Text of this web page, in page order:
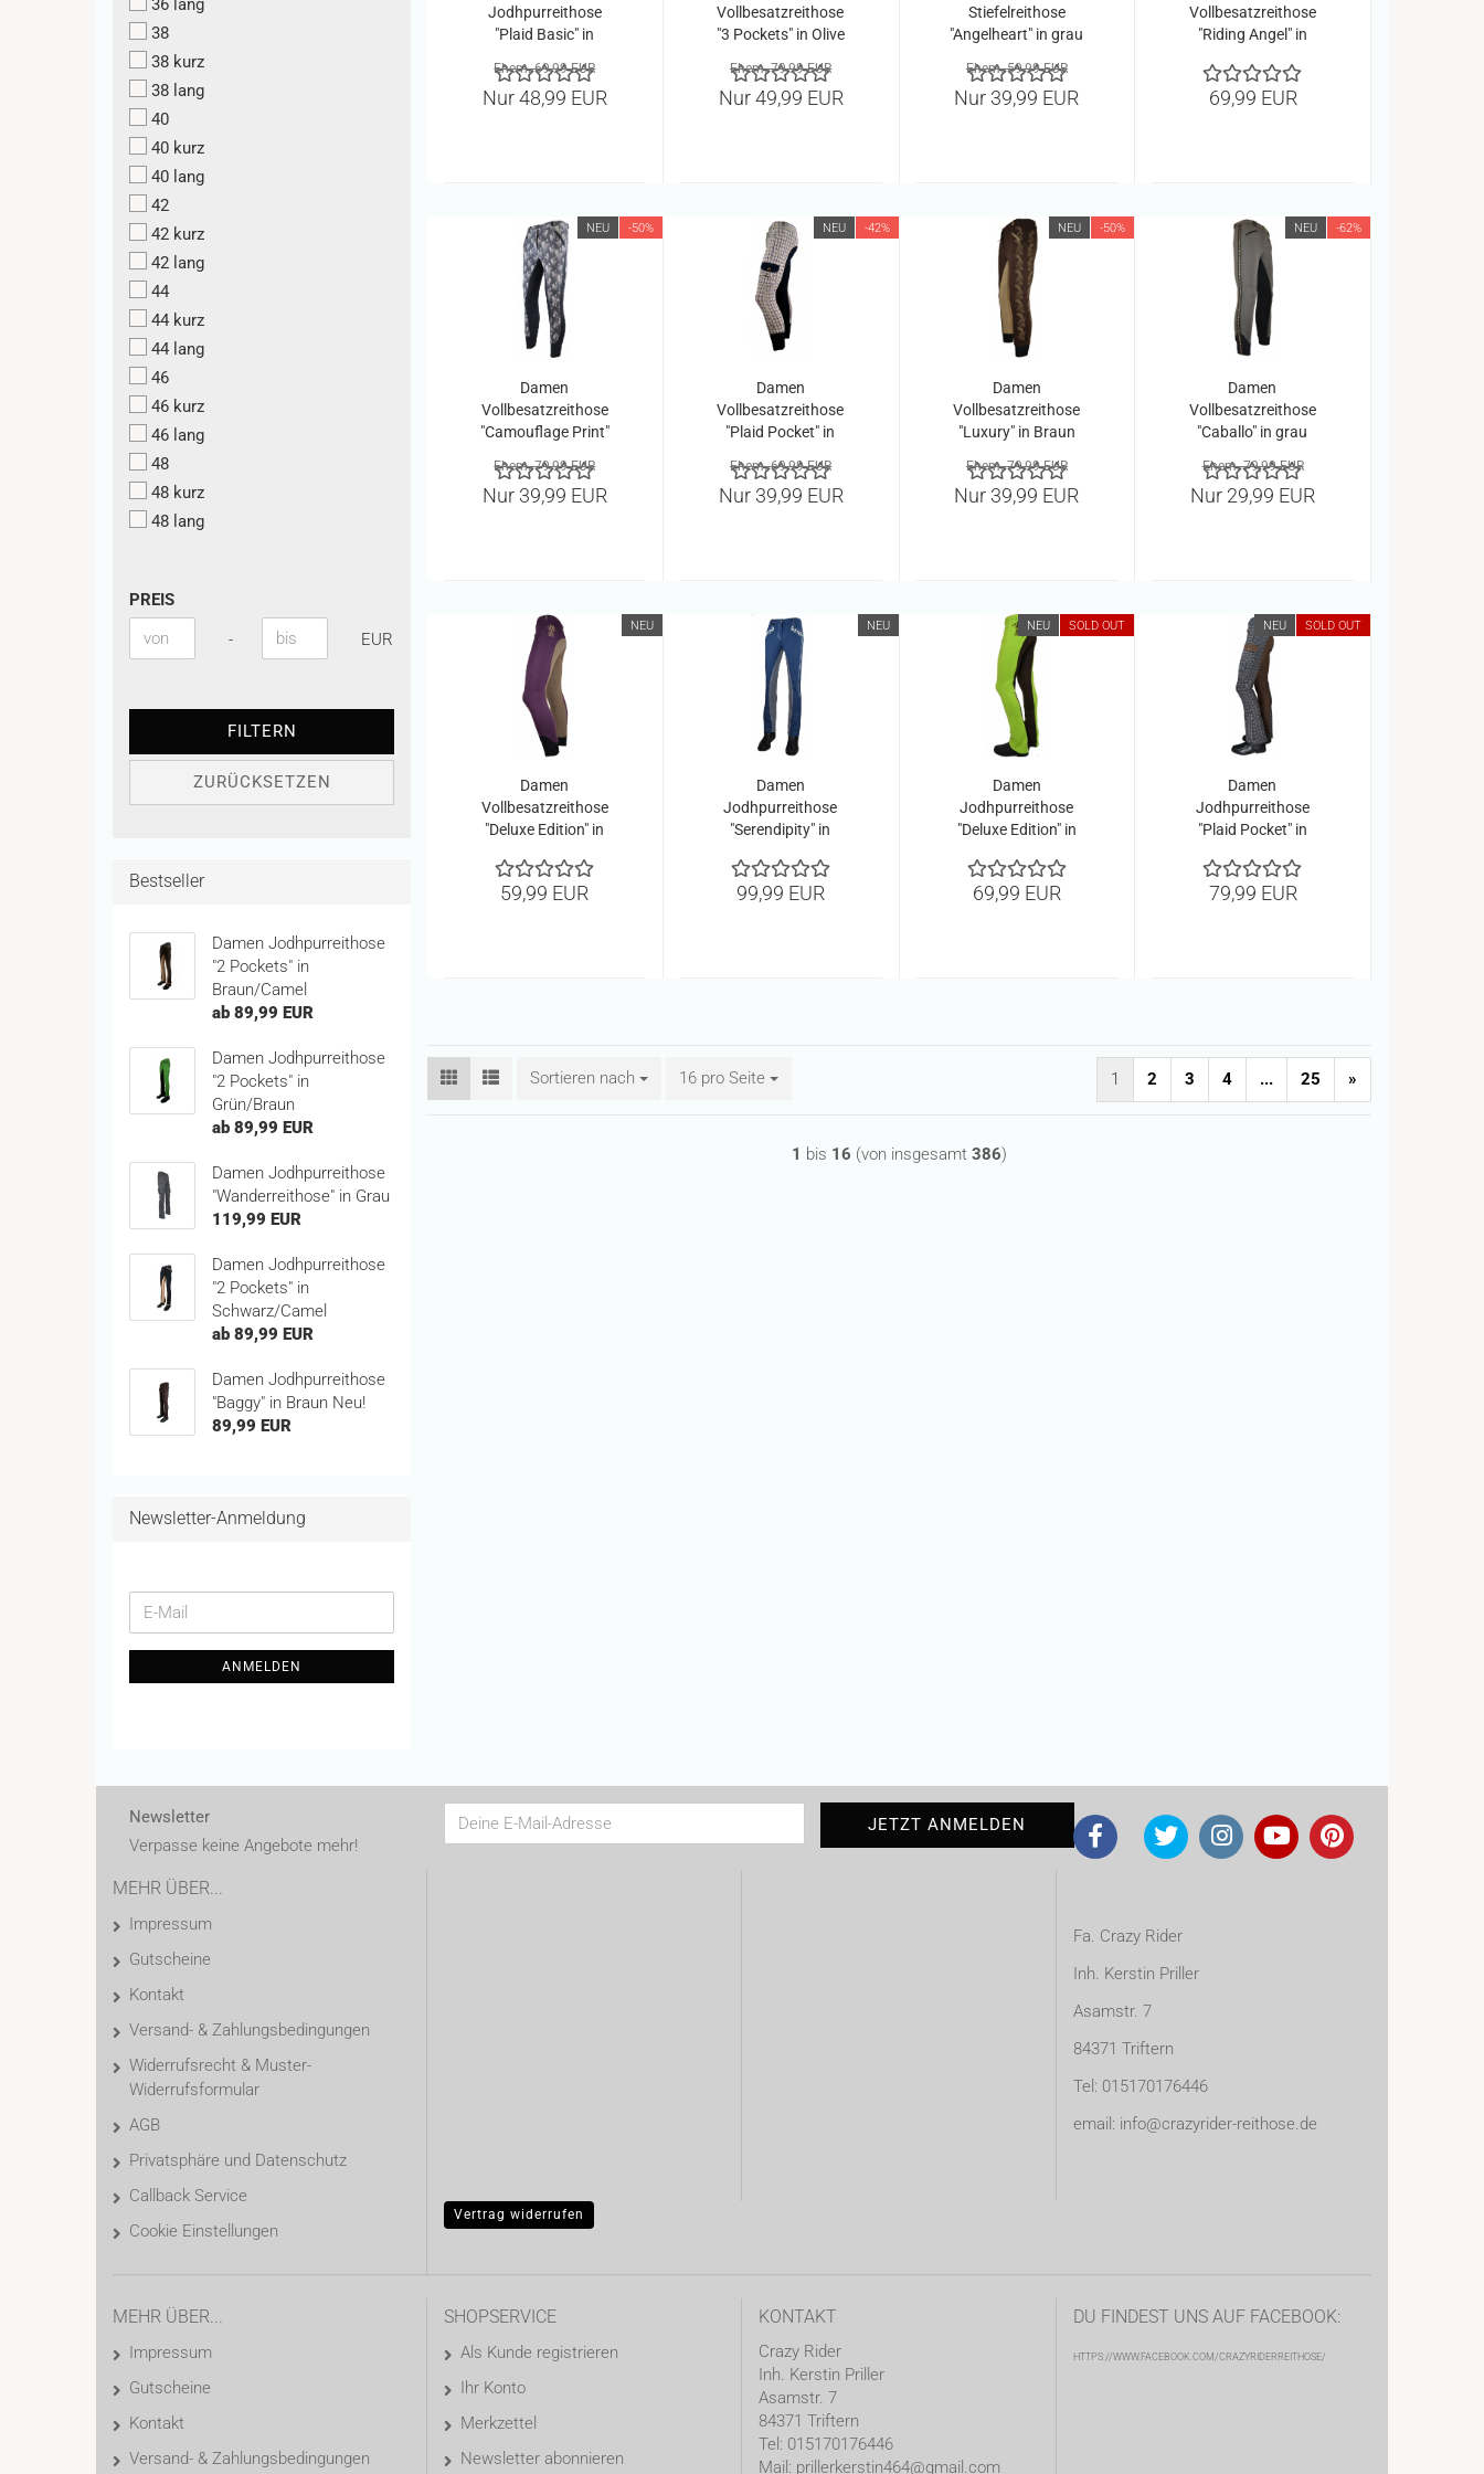
Jodhpurreithose
"Plaid Basic" in
Ehem. 69,99 EUR
Nur 48,99 EUR
Vollbesatzreithose
"3 Pockets" in Olive
Ehem. 79,99 EUR
Nur 49,99 EUR
Stiefelreithose
"Angelheart" in grau
Ehem. 59,99 EUR
Nur 39,99 EUR
Vollbesatzreithose
"Riding Angel" in
69,99 EUR
NEU -50%
Damen
Vollbesatzreithose
"Camouflage Print"
Ehem. 79,99 EUR
Nur 39,99 EUR
NEU -42%
Damen
Vollbesatzreithose
"Plaid Pocket" in
Ehem. 69,99 EUR
Nur 39,99 EUR
NEU -50%
Damen
Vollbesatzreithose
"Luxury" in Braun
Ehem. 79,99 EUR
Nur 39,99 EUR
NEU -62%
Damen
Vollbesatzreithose
"Caballo" in grau
Ehem. 79,99 EUR
Nur 29,99 EUR
NEU
Damen
Vollbesatzreithose
"Deluxe Edition" in
59,99 EUR
NEU
Damen
Jodhpurreithose
"Serendipity" in
99,99 EUR
NEU SOLD OUT
Damen
Jodhpurreithose
"Deluxe Edition" in
69,99 EUR
NEU SOLD OUT
Damen
Jodhpurreithose
"Plaid Pocket" in
79,99 EUR
Sortieren nach
Sortieren nach 16 pro Seite
pro Seite 1 2 3 4 ... 25 »
1 bis 16 (von insgesamt 386)
38
38 kurz
38 lang
40
40 kurz
40 lang
42
42 kurz
42 lang
44
44 kurz
44 lang
46
46 kurz
46 lang
48
48 kurz
48 lang
PREIS
Preis bis
- EUR
FILTERN
ZURÜCKSETZEN
Bestseller
Damen Jodhpurreithose
"2 Pockets" in
Braun/Camel
ab 89,99 EUR
Damen Jodhpurreithose
"2 Pockets" in
Grün/Braun
ab 89,99 EUR
Damen Jodhpurreithose
"Wanderreithose" in Grau
119,99 EUR
Damen Jodhpurreithose
"2 Pockets" in
Schwarz/Camel
ab 89,99 EUR
Damen Jodhpurreithose
"Baggy" in Braun Neu!
89,99 EUR
Newsletter-Anmeldung
ZUR
NEWSLETTER-
ANMELDUNG
E-
Mail
ANMELDEN
Newsletter
Verpasse keine Angebote mehr!
MEHR ÜBER...
Impressum
Gutscheine
Kontakt
Versand- & Zahlungsbedingungen
Widerrufsrecht & Muster-
Widerrufsformular
AGB
Privatsphäre und Datenschutz
Callback Service
Cookie Einstellungen
Fa. Crazy Rider
Inh. Kerstin Priller
Asamstr. 7
84371 Triftern
Tel: 015170176446
email: info@crazyrider-reithose.de
Vertrag widerrufen
MEHR ÜBER...
Impressum
Gutscheine
Kontakt
Versand- & Zahlungsbedingungen
SHOPSERVICE
Als Kunde registrieren
Ihr Konto
Merkzettel
Newsletter abonnieren
KONTAKT
Crazy Rider
Inh. Kerstin Priller
Asamstr. 7
84371 Triftern
Tel: 015170176446
Mail: prillerkerstin464@gmail.com
DU FINDEST UNS AUF FACEBOOK:
HTTPS://WWW.FACEBOOK.COM/CRAZYRIDERREITHOSE/